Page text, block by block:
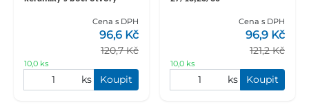
Cena s DPH
120,7 Kč
96,6 Kč
10,0 ks
ks Koupit
Cena s DPH
121,2 Kč
96,9 Kč
10,0 ks
ks Koupit